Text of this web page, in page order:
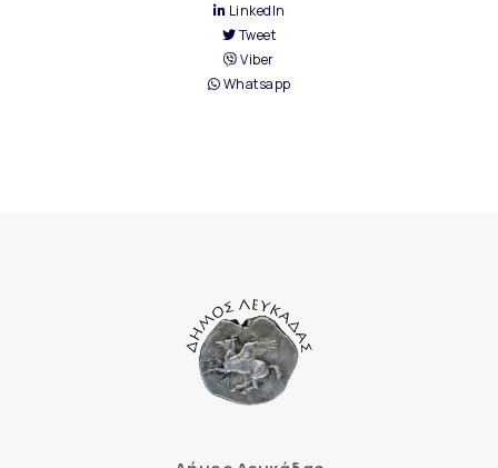
LinkedIn
Tweet
Viber
Whatsapp